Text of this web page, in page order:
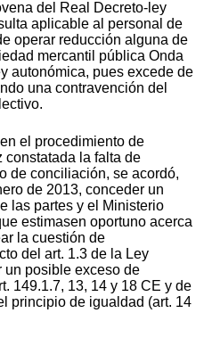
del Real Decreto-ley
aplicable al personal de
operar reducción alguna de
mercantil pública Onda
autonómica, pues excede de
una contravención del
el procedimiento de
constatada la falta de
de conciliación, se acordó,
de 2013, conceder un
las partes y el Ministerio
estimasen oportuno acerca
la cuestión de
del art. 1.3 de la Ley
un posible exceso de
149.1.7, 13, 14 y 18 CE y de
principio de igualdad (art. 14